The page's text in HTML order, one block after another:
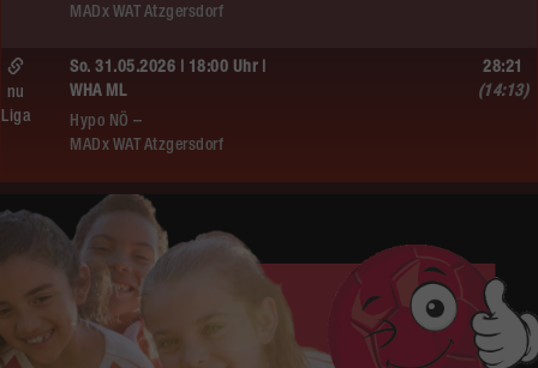
MADx WAT Atzgersdorf
So. 31.05.2026 | 18:00 Uhr |
WHA ML
Hypo NÖ –
MADx WAT Atzgersdorf
nu
Liga
28:21
(14:13)